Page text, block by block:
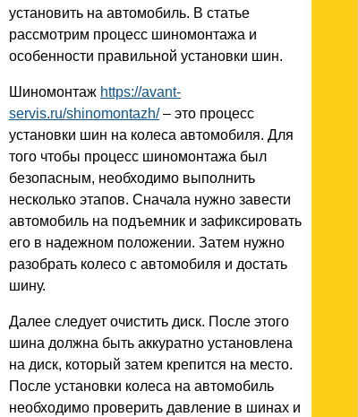
установить на автомобиль. В статье
рассмотрим процесс шиномонтажа и
особенности правильной установки шин.
Шиномонтаж https://avant-
servis.ru/shinomontazh/– это процесс
установки шин на колеса автомобиля. Для
того чтобы процесс шиномонтажа был
безопасным, необходимо выполнить
несколько этапов. Сначала нужно завести
автомобиль на подъемник и зафиксировать
его в надежном положении. Затем нужно
разобрать колесо с автомобиля и достать
шину.
Далее следует очистить диск. После этого
шина должна быть аккуратно установлена
на диск, который затем крепится на место.
После установки колеса на автомобиль
необходимо проверить давление в шинах и